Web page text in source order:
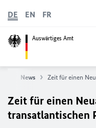
Auswärtiges Amt
DE EN FR
News Zeit für einen
Zeit für einen
transatlantischen